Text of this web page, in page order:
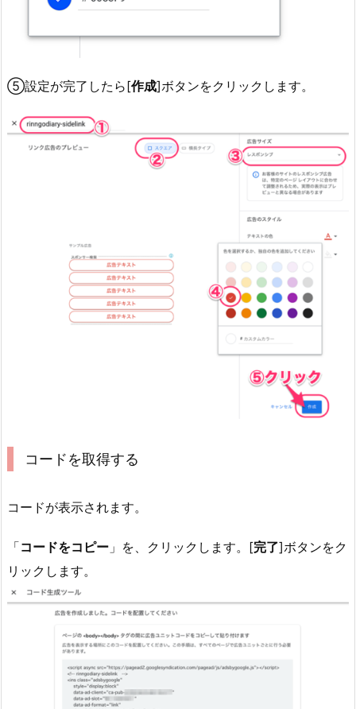
⑤設定が完了したら[作成]ボタンをクリックします。
コードを取得する
コードが表示されます。
「コードをコピー 」を、クリックします。[完了]ボタンをク
リックします。